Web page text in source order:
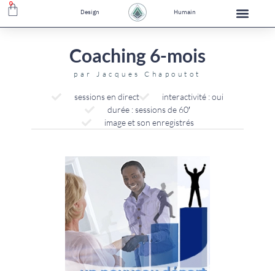
0
Design Humain
Coaching 6-mois
parJacques Chapoutot
sessions en direct
interactivité : oui
durée : sessions de 60′
image et son enregistrés